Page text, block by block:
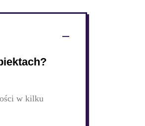
w kilku